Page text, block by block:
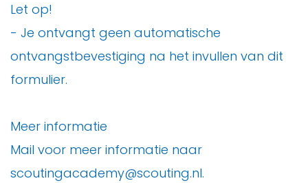
Let op!
- Je ontvangt geen automatische
ontvangstbevestiging na het invullen van dit
formulier.
Meer informatie
Mail voor meer informatie naar
scoutingacademy@scouting.nl.